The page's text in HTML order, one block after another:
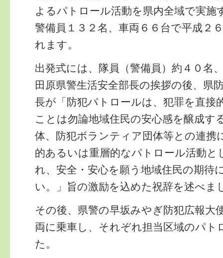
よるパトロール活動を県内全域で実施
警備員１３２名、車両６６台で平成２
れます。
出発式には、隊員（警備員）約４０名
田原県警生活安全部長の挨拶の後、県
長が「防犯パトロールは、犯罪を直接
ことは勿論地域住民の安心感を醸成す
体、防犯ボランティア団体等との連携
的あるいは重層的なパトロール活動と
れ、安全・安心を願う地域住民の期待
い。」旨の激励を込めた祝辞を述べま
その後、県警の早坂みやぎ防犯広報大
両に乗車し、それぞれ担当区域のパト
た。